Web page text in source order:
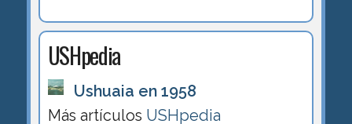
USHpedia
Ushuaia en 1958
Más artículos USHpedia